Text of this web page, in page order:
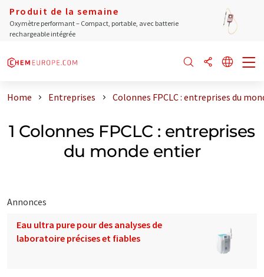
Produit de la semaine
Oxymètre performant – Compact, portable, avec batterie
rechargeable intégrée
Home Entreprises Colonnes FPCLC : entreprises du
1 Colonnes FPCLC : entreprises
du monde entier
Annonces
Eau ultra pure pour des analyses de
laboratoire précises et fiables